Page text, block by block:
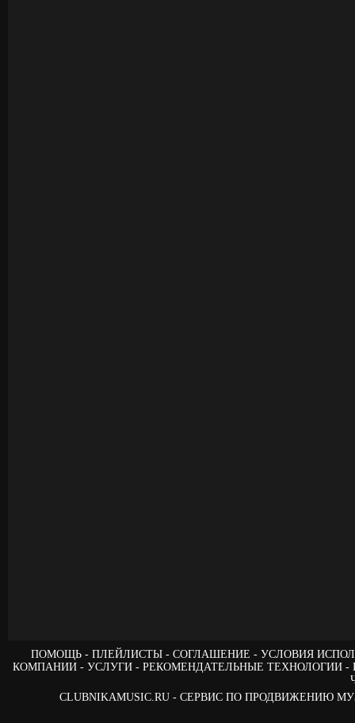
ПОМОЩЬ ПЛЕЙЛИСТЫ СОГЛАШЕНИЕ
УСЛОВИЯ
КОМПАНИИ
УСЛУГИ РЕКОМЕНДАТЕЛЬНЫЕ ТЕХНОЛОГИИ
CLUBNIKAMUSIC.RU - СЕРВИС ПО ПРОДВИЖЕНИЮ